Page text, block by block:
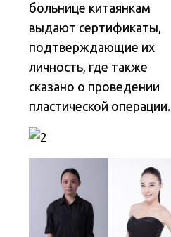
больнице китаянкам
выдают сертификаты,
подтверждающие их
личность, где также
сказано о проведении
пластической операции.